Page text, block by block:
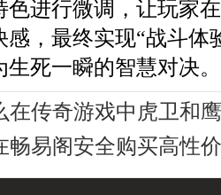
色进行微调，让玩家
感，最终实现“战斗
死一瞬的智慧对决。
在传奇游戏中虎卫和
畅易阁安全购买高性